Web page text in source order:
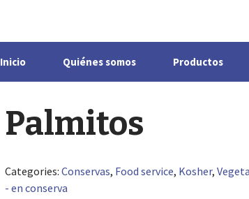
Inicio Quiénes somos Productos
Palmitos
Categories:Conservas, Food service, Kosher,
- en conserva